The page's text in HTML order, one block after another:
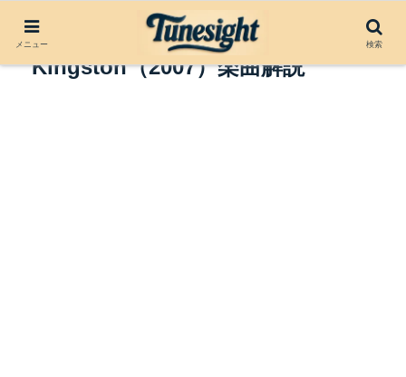
Me Love by Sean
Kingston（2007）楽曲解説
メニュー 検索